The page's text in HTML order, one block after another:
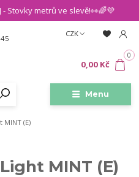
- Stovky metrů ve slevě!👀🌈💜
Menu
CZK
0
0,00 Kč
(E)
MINT (E)